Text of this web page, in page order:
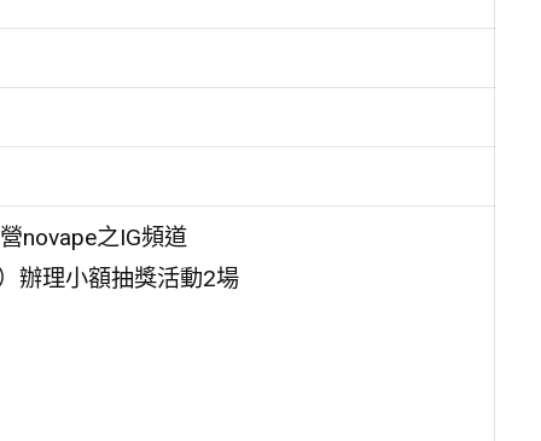
novape之IG頻道
辦理小額抽獎活動2場